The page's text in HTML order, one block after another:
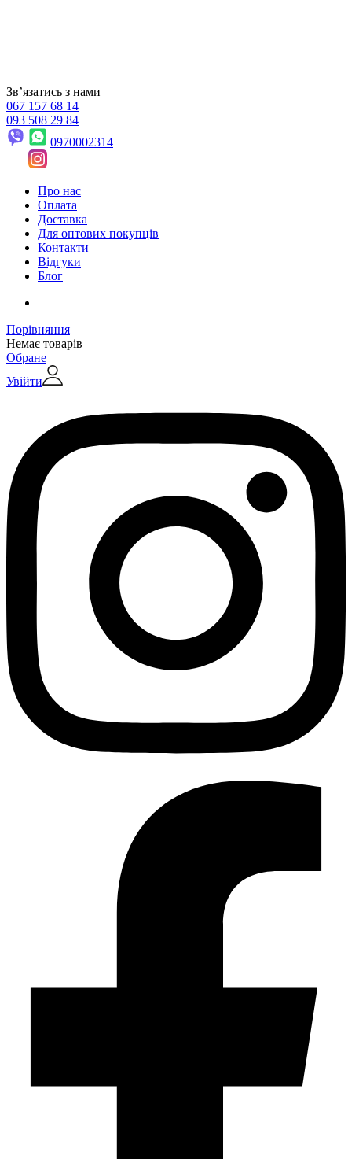
Звʼязатись з нами
067 157 68 14
093 508 29 84
0970002314
Про нас
Оплата
Доставка
Для оптових покупців
Контакти
Відгуки
Блог
Порівняння
Немає товарів
Обране
Увійти